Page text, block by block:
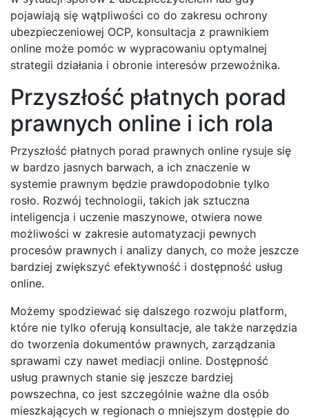
pojawiają się wątpliwości co do zakresu ochrony
ubezpieczeniowej OCP, konsultacja z prawnikiem
online może pomóc w wypracowaniu optymalnej
strategii działania i obronie interesów przewoźnika.
Przyszłość płatnych porad
prawnych online i ich rola
Przyszłość płatnych porad prawnych online rysuje się
w bardzo jasnych barwach, a ich znaczenie w
systemie prawnym będzie prawdopodobnie tylko
rosło. Rozwój technologii, takich jak sztuczna
inteligencja i uczenie maszynowe, otwiera nowe
możliwości w zakresie automatyzacji pewnych
procesów prawnych i analizy danych, co może jeszcze
bardziej zwiększyć efektywność i dostępność usług
online.
Możemy spodziewać się dalszego rozwoju platform,
które nie tylko oferują konsultacje, ale także narzędzia
do tworzenia dokumentów prawnych, zarządzania
sprawami czy nawet mediacji online. Dostępność
usług prawnych stanie się jeszcze bardziej
powszechna, co jest szczególnie ważne dla osób
mieszkających w regionach o mniejszym dostępie do